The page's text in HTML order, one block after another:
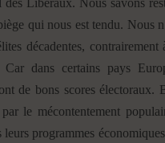
Libéraux. Nous savons
qui nous est tendu. Nous
décadentes, contrairement
dans certains pays
de bons scores électoraux.
le mécontentement
programmes